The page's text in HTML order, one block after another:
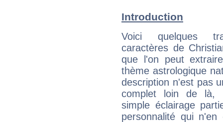
Introduction
Voici quelques
caractères de
que l'on peut
thème astrologique
description n'est pas
complet loin de là,
simple éclairage
personnalité qui n'en